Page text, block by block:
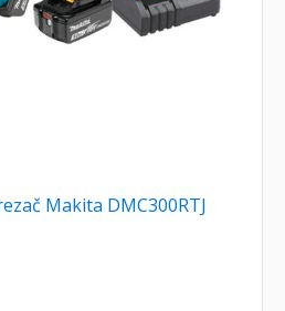
Makita DMC300RTJ